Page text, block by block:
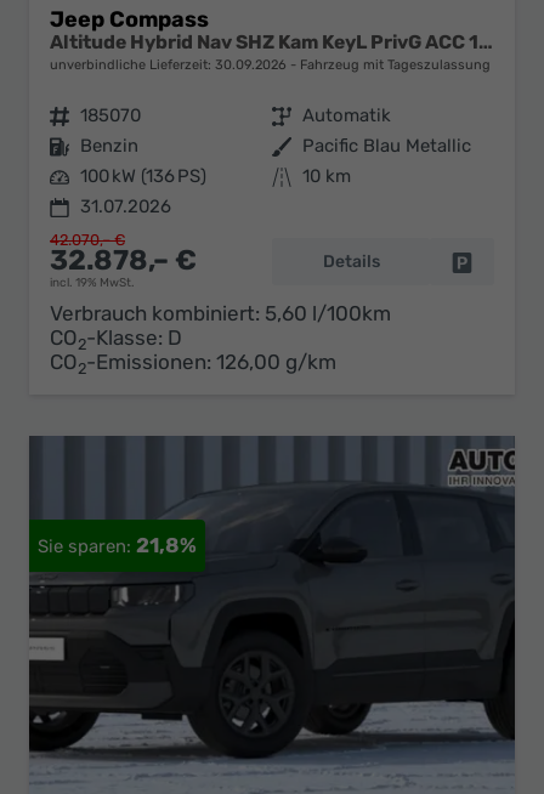
Jeep Compass
Altitude Hybrid Nav SHZ Kam KeyL PrivG ACC 18Z
unverbindliche Lieferzeit: 30.09.2026 Fahrzeug mit Tageszulassung
Fahrzeugnr. 185070 Getriebe Automatik
Kraftstoff Benzin Außenfarbe Pacific Blau Metallic
Leistung 100 kW (136 PS) Kilometerstand 10 km
31.07.2026
32.878,– €
incl. 19% MwSt.
42.070,– €
Details
Verbrauch kombiniert: 5,60 l/100km
CO2-Klasse: D
CO2-Emissionen: 126,00 g/km
21,8%